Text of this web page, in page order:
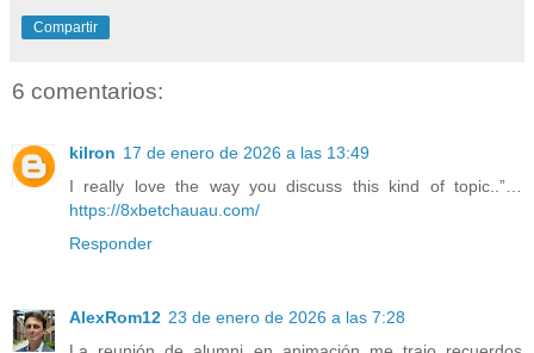
Compartir
6 comentarios:
kilron 17 de enero de 2026 a las 13:49
I really love the way you discuss this kind of topic..”…
https://8xbetchauau.com/
Responder
AlexRom12 23 de enero de 2026 a las 7:28